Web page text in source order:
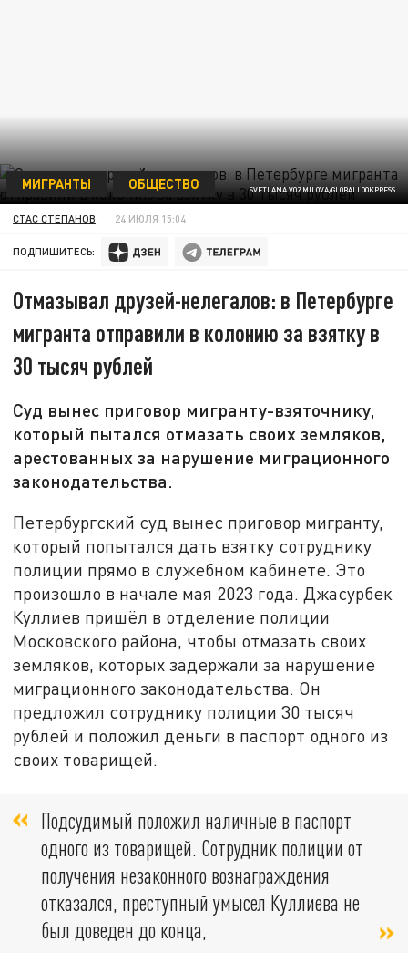
SVETLANA VOZMILOVA/GLOBALLOOKPRESS
МИГРАНТЫ ОБЩЕСТВО
СТАС СТЕПАНОВ 24 ИЮЛЯ 15:04
ПОДПИШИТЕСЬ:
Отмазывал друзей-нелегалов: в Петербурге
мигранта отправили в колонию за взятку в
30 тысяч рублей
Суд вынес приговор мигранту-взяточнику,
который пытался отмазать своих земляков,
арестованных за нарушение миграционного
законодательства.
Петербургский суд вынес приговор мигранту,
который попытался дать взятку сотруднику
полиции прямо в служебном кабинете. Это
произошло в начале мая 2023 года. Джасурбек
Куллиев пришёл в отделение полиции
Московского района, чтобы отмазать своих
земляков, которых задержали за нарушение
миграционного законодательства. Он
предложил сотруднику полиции 30 тысяч
рублей и положил деньги в паспорт одного из
своих товарищей.
Подсудимый положил наличные в паспорт
одного из товарищей. Сотрудник полиции от
получения незаконного вознаграждения
отказался, преступный умысел Куллиева не
был доведен до конца,